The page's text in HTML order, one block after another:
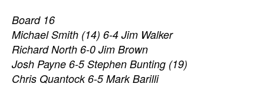
Board 16
Michael Smith (14) 6-4 Jim Walker
Richard North 6-0 Jim Brown
Josh Payne 6-5 Stephen Bunting (19)
Chris Quantock 6-5 Mark Barilli